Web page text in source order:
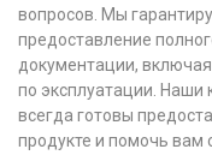
вопросов. Мы
предоставление
документации,
по эксплуатации.
всегда готовы
продукте и помочь вам